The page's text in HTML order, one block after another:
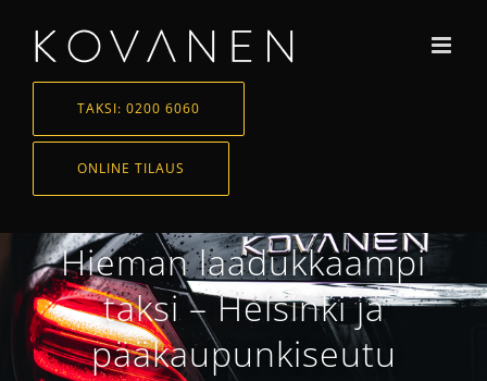
content
TAKSI: 0200 6060
ONLINE TILAUS
Hieman laadukkaampi
taksi – Helsinki ja
pääkaupunkiseutu